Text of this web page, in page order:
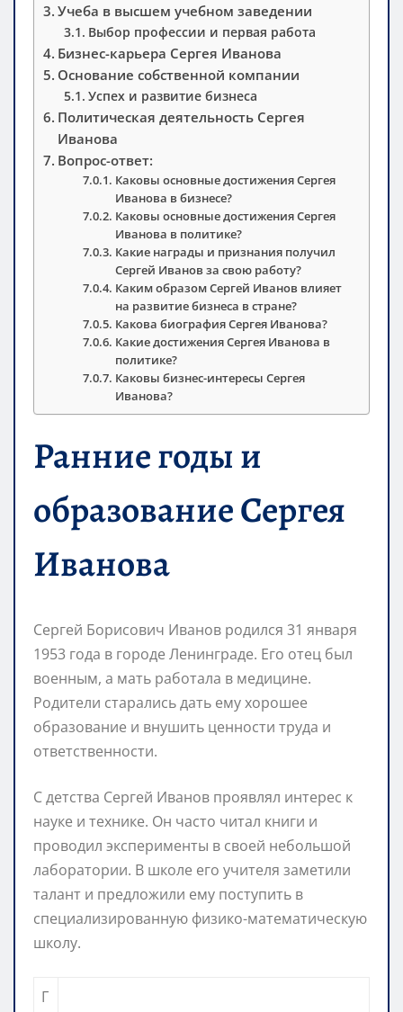
Учеба в высшем учебном заведении
Выбор профессии и первая работа
Бизнес-карьера Сергея Иванова
Основание собственной компании
Успех и развитие бизнеса
Политическая деятельность Сергея
Иванова
Вопрос-ответ:
Каковы основные достижения Сергея
Иванова в бизнесе?
Каковы основные достижения Сергея
Иванова в политике?
Какие награды и признания получил
Сергей Иванов за свою работу?
Каким образом Сергей Иванов влияет
на развитие бизнеса в стране?
Какова биография Сергея Иванова?
Какие достижения Сергея Иванова в
политике?
Каковы бизнес-интересы Сергея
Иванова?
Ранние годы и
образование Сергея
Иванова
Сергей Борисович Иванов родился 31 января
1953 года в городе Ленинграде. Его отец был
военным, а мать работала в медицине.
Родители старались дать ему хорошее
образование и внушить ценности труда и
ответственности.
С детства Сергей Иванов проявлял интерес к
науке и технике. Он часто читал книги и
проводил эксперименты в своей небольшой
лаборатории. В школе его учителя заметили
талант и предложили ему поступить в
специализированную физико-математическую
школу.
Г